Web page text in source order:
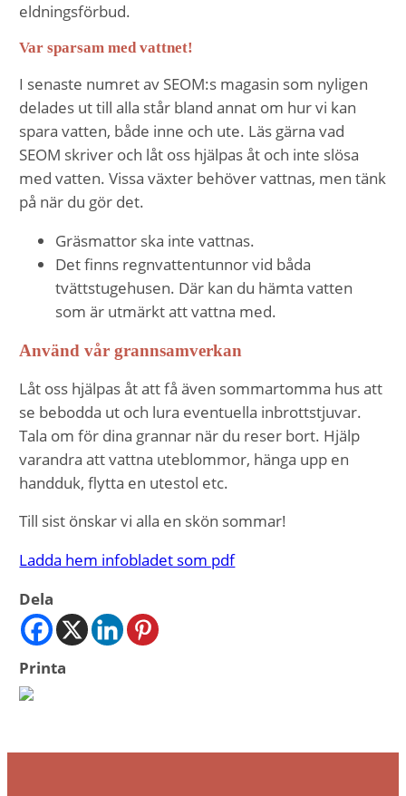
eldningsförbud.
Var sparsam med vattnet!
I senaste numret av SEOM:s magasin som nyligen
delades ut till alla står bland annat om hur vi kan
spara vatten, både inne och ute. Läs gärna vad
SEOM skriver och låt oss hjälpas åt och inte slösa
med vatten. Vissa växter behöver vattnas, men tänk
på när du gör det.
Gräsmattor ska inte vattnas.
Det finns regnvattentunnor vid båda
tvättstugehusen. Där kan du hämta vatten
som är utmärkt att vattna med.
Använd vår grannsamverkan
Låt oss hjälpas åt att få även sommartomma hus att
se bebodda ut och lura eventuella inbrottstjuvar.
Tala om för dina grannar när du reser bort. Hjälp
varandra att vattna uteblommor, hänga upp en
handduk, flytta en utestol etc.
Till sist önskar vi alla en skön sommar!
Ladda hem infobladet som pdf
Dela
Printa